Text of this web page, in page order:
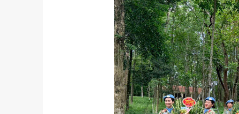
Tiểu đoàn Thiết giáp SSCĐ cao
trong dịp Tết Nguyên đán
Bộ Tư lệnh
chính trị-
thăm,